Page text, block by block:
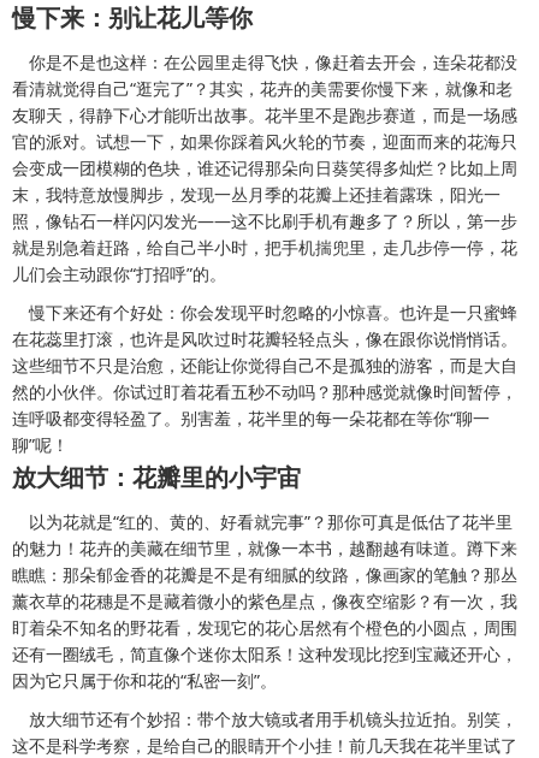
慢下来：别让花儿等你
你是不是也这样：在公园里走得飞快，像赶着去开会，连朵花都没
看清就觉得自己“逛完了”？其实，花卉的美需要你慢下来，就像和老
友聊天，得静下心才能听出故事。花半里不是跑步赛道，而是一场感
官的派对。试想一下，如果你踩着风火轮的节奏，迎面而来的花海只
会变成一团模糊的色块，谁还记得那朵向日葵笑得多灿烂？比如上周
末，我特意放慢脚步，发现一丛月季的花瓣上还挂着露珠，阳光一
照，像钻石一样闪闪发光——这不比刷手机有趣多了？所以，第一步
就是别急着赶路，给自己半小时，把手机揣兜里，走几步停一停，花
儿们会主动跟你“打招呼”的。
慢下来还有个好处：你会发现平时忽略的小惊喜。也许是一只蜜蜂
在花蕊里打滚，也许是风吹过时花瓣轻轻点头，像在跟你说悄悄话。
这些细节不只是治愈，还能让你觉得自己不是孤独的游客，而是大自
然的小伙伴。你试过盯着花看五秒不动吗？那种感觉就像时间暂停，
连呼吸都变得轻盈了。别害羞，花半里的每一朵花都在等你“聊一
聊”呢！
放大细节：花瓣里的小宇宙
以为花就是“红的、黄的、好看就完事”？那你可真是低估了花半里
的魅力！花卉的美藏在细节里，就像一本书，越翻越有味道。蹲下来
瞧瞧：那朵郁金香的花瓣是不是有细腻的纹路，像画家的笔触？那丛
薰衣草的花穗是不是藏着微小的紫色星点，像夜空缩影？有一次，我
盯着朵不知名的野花看，发现它的花心居然有个橙色的小圆点，周围
还有一圈绒毛，简直像个迷你太阳系！这种发现比挖到宝藏还开心，
因为它只属于你和花的“私密一刻”。
放大细节还有个妙招：带个放大镜或者用手机镜头拉近拍。别笑，
这不是科学考察，是给自己的眼睛开个小挂！前几天我在花半里试了